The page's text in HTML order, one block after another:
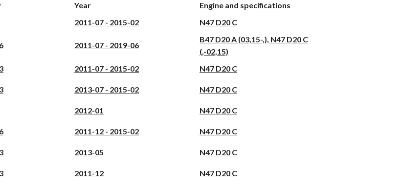
Year
Engine and specifications
2011-07 - 2015-02 N47 D20 C
2011-07 - 2019-06
B47 D20 A (03,15-,), N47 D20 C
(,-02,15)
2011-07 - 2015-02 N47 D20 C
2013-07 - 2015-02 N47 D20 C
2012-01 N47 D20 C
2011-12 - 2015-02 N47 D20 C
2013-05 N47 D20 C
2011-12 N47 D20 C